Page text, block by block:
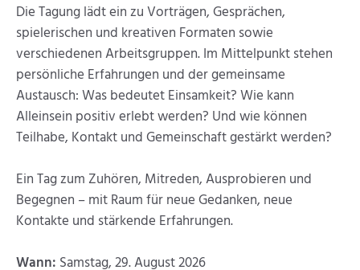
Die Tagung lädt ein zu Vorträgen, Gesprächen,
spielerischen und kreativen Formaten sowie
verschiedenen Arbeitsgruppen. Im Mittelpunkt stehen
persönliche Erfahrungen und der gemeinsame
Austausch: Was bedeutet Einsamkeit? Wie kann
Alleinsein positiv erlebt werden? Und wie können
Teilhabe, Kontakt und Gemeinschaft gestärkt werden?
Ein Tag zum Zuhören, Mitreden, Ausprobieren und
Begegnen – mit Raum für neue Gedanken, neue
Kontakte und stärkende Erfahrungen.
Wann: Samstag, 29. August 2026